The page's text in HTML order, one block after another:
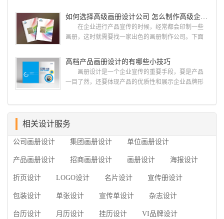
用目的、适用范畴并深刻...
计经验,服务过3000多家的广州集团/单位/产品/目录画
册设计/印刷公司。相信不少喜欢设计的小伙伴都会对
今天的内容感兴趣吧! 一、广州的古柏设计 古
广的专业...
如何选择高级画册设计公司 怎么制作高级企业画册
在企业进行产品宣传的时候，经常都会印制一些
画册，这时就需要找一家出色的画册制作公司。下面
司，怎么制作高级企业画册?高级画册设计公司 如
何选择高级画册设计公司 首先是员工的能力是否
过硬。这包括调研人员观察捕捉信息、与企业顺利沟
练掌握制作软件，深谙画册设...
高档产品画册设计的有哪些小技巧
画册设计是一个企业宣传的重要手段，要是产品
一目了然，还要体现产品的优质性和展示企业品牌形
产品画册设计要注重企业文化，引起客户关注 现
在企业都在使用产品画册来进行市场宣传，高档产品
个成功的高档产品画册设计，能够将一个公司的企业
相关设计服务
公司画册设计 集团画册设计 单位画册设计
产品画册设计 招商画册设计 画册设计 海报设计
折页设计 LOGO设计 名片设计 宣传册设计
包装设计 单张设计 宣传单设计 杂志设计
台历设计 月历设计 挂历设计 VI品牌设计